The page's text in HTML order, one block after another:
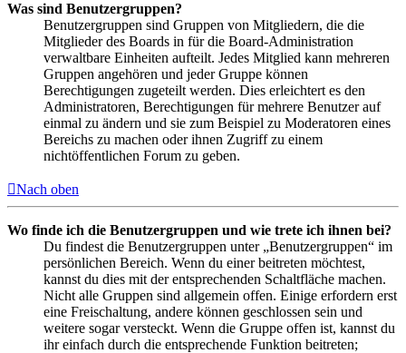
Was sind Benutzergruppen?
Benutzergruppen sind Gruppen von Mitgliedern, die die
Mitglieder des Boards in für die Board-Administration
verwaltbare Einheiten aufteilt. Jedes Mitglied kann mehreren
Gruppen angehören und jeder Gruppe können
Berechtigungen zugeteilt werden. Dies erleichtert es den
Administratoren, Berechtigungen für mehrere Benutzer auf
einmal zu ändern und sie zum Beispiel zu Moderatoren eines
Bereichs zu machen oder ihnen Zugriff zu einem
nichtöffentlichen Forum zu geben.
Nach oben
Wo finde ich die Benutzergruppen und wie trete ich ihnen bei?
Du findest die Benutzergruppen unter „Benutzergruppen“ im
persönlichen Bereich. Wenn du einer beitreten möchtest,
kannst du dies mit der entsprechenden Schaltfläche machen.
Nicht alle Gruppen sind allgemein offen. Einige erfordern erst
eine Freischaltung, andere können geschlossen sein und
weitere sogar versteckt. Wenn die Gruppe offen ist, kannst du
ihr einfach durch die entsprechende Funktion beitreten;